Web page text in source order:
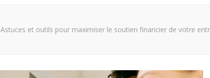
Astuces et outils pour maximiser le soutien financier de votre